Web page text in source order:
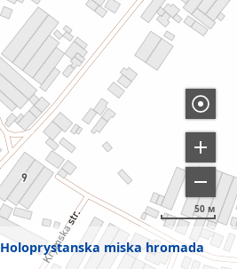
Holoprystanska miska hromada
50 м